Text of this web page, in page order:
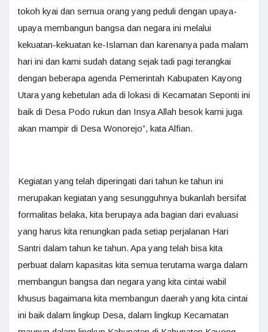
tokoh kyai dan semua orang yang peduli dengan upaya-
upaya membangun bangsa dan negara ini melalui
kekuatan-kekuatan ke-Islaman dan karenanya pada malam
hari ini dan kami sudah datang sejak tadi pagi terangkai
dengan beberapa agenda Pemerintah Kabupaten Kayong
Utara yang kebetulan ada di lokasi di Kecamatan Seponti ini
baik di Desa Podo rukun dan Insya Allah besok kami juga
akan mampir di Desa Wonorejo”, kata Alfian.
Kegiatan yang telah diperingati dari tahun ke tahun ini
merupakan kegiatan yang sesungguhnya bukanlah bersifat
formalitas belaka, kita berupaya ada bagian dari evaluasi
yang harus kita renungkan pada setiap perjalanan Hari
Santri dalam tahun ke tahun. Apa yang telah bisa kita
perbuat dalam kapasitas kita semua terutama warga dalam
membangun bangsa dan negara yang kita cintai wabil
khusus bagaimana kita membangun daerah yang kita cintai
ini baik dalam lingkup Desa, dalam lingkup Kecamatan